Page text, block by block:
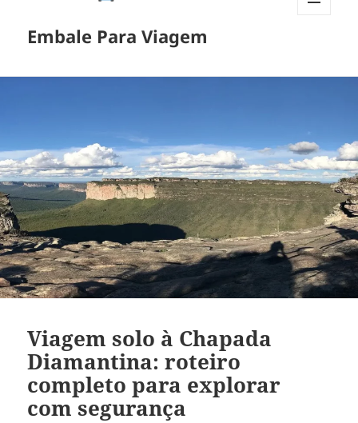
Embale Para Viagem
Viagem solo à Chapada
Diamantina: roteiro
completo para explorar
com segurança